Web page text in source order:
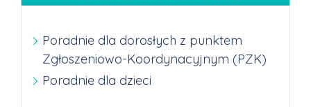
Poradnie dla dorosłych z punktem
Zgłoszeniowo-Koordynacyjnym (PZK)
Poradnie dla dzieci